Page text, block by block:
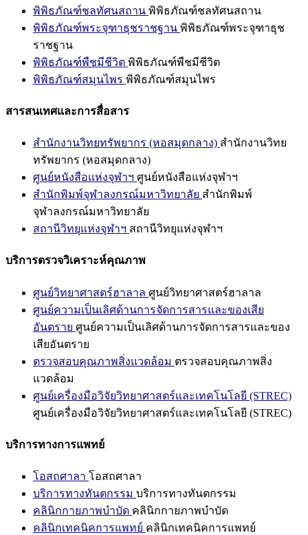
พิพิธภัณฑ์ชลทัศนสถาน พิพิธภัณฑ์ชลทัศนสถาน
พิพิธภัณฑ์พระจุฑาธุชราชฐาน พิพิธภัณฑ์พระจุฑาธุช
ราชฐาน
พิพิธภัณฑ์พืชมีชีวิต พิพิธภัณฑ์พืชมีชีวิต
พิพิธภัณฑ์สมุนไพร พิพิธภัณฑ์สมุนไพร
สารสนเทศและการสื่อสาร
สำนักงานวิทยทรัพยากร (หอสมุดกลาง) สำนักงานวิทย
ทรัพยากร (หอสมุดกลาง)
ศูนย์หนังสือแห่งจุฬาฯ ศูนย์หนังสือแห่งจุฬาฯ
สำนักพิมพ์จุฬาลงกรณ์มหาวิทยาลัย สำนักพิมพ์
จุฬาลงกรณ์มหาวิทยาลัย
สถานีวิทยุแห่งจุฬาฯ สถานีวิทยุแห่งจุฬาฯ
บริการตรวจวิเคราะห์คุณภาพ
ศูนย์วิทยาศาสตร์ฮาลาล ศูนย์วิทยาศาสตร์ฮาลาล
ศูนย์ความเป็นเลิศด้านการจัดการสารและของเสีย
อันตราย ศูนย์ความเป็นเลิศด้านการจัดการสารและของ
เสียอันตราย
ตรวจสอบคุณภาพสิ่งแวดล้อม ตรวจสอบคุณภาพสิ่ง
แวดล้อม
ศูนย์เครื่องมือวิจัยวิทยาศาสตร์และเทคโนโลยี (STREC)
ศูนย์เครื่องมือวิจัยวิทยาศาสตร์และเทคโนโลยี (STREC)
บริการทางการแพทย์
โอสถศาลา โอสถศาลา
บริการทางทันตกรรม บริการทางทันตกรรม
คลินิกกายภาพบำบัด คลินิกกายภาพบำบัด
คลินิกเทคนิคการแพทย์ คลินิกเทคนิคการแพทย์